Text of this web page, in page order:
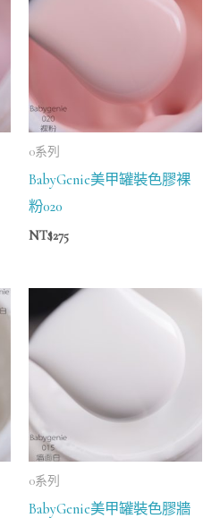
0系列
BabyGenie美甲罐裝色膠裸
粉020
NT$275
0系列
BabyGenie美甲罐裝色膠牆